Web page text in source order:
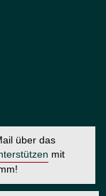
über das
mit